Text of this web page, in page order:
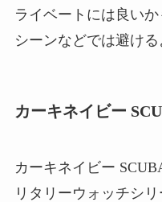
ライベートには良い
シーンなどでは避ける
カーキネイビー
カーキネイビー
リタリーウォッチシ